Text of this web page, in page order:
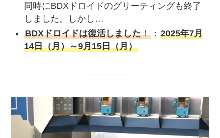
同時にBDXドロイドのグリーティングも終了
しました。しかし…
BDXドロイドは復活しました！ ：2025年7月
14日（月）～9月15日（月）